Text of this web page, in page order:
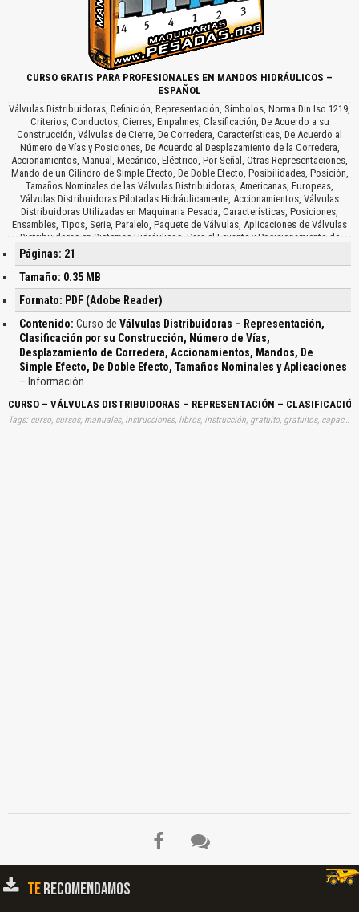
CURSO GRATIS PARA PROFESIONALES EN MANDOS HIDRÁULICOS –
ESPAÑOL
Válvulas Distribuidoras, Definición, Representación, Símbolos, Norma Din Iso 1219,
Criterios, Conductos, Cierres, Empalmes, Clasificación, De Acuerdo a su
Construcción, Válvulas de Cierre, De Corredera, Características, De Acuerdo al
Número de Vías y Posiciones, De Acuerdo al Desplazamiento de la Corredera,
Accionamientos, Manual, Mecánico, Eléctrico, Por Señal, Otras Representaciones,
Mando de un Cilindro de Simple Efecto, De Doble Efecto, Posibilidades, Posición,
Tamaños Nominales de las Válvulas Distribuidoras, Americanas, Europeas,
Válvulas Distribuidoras Pilotadas Hidráulicamente, Accionamientos, Válvulas
Distribuidoras Utilizadas en Maquinaria Pesada, Características, Posiciones,
Ensambles, Tipos, Serie, Paralelo, Paquete de Válvulas, Aplicaciones de Válvulas
Distribuidoras en Sistemas Hidráulicos, Para el Levante y Posicionamiento de
Llantas de Maquinaria Móvil, El Accionamiento de un Brazo Mecánico, Para el
Control de un Cilindro de Doble Efecto con dos Velocidades de Salidas y una de
Páginas: 21
Tamaño: 0.35 MB
Formato: PDF (Adobe Reader)
Contenido: Curso de Válvulas Distribuidoras – Representación,
Clasificación por su Construcción, Número de Vías,
Desplazamiento de Corredera, Accionamientos, Mandos, De
Simple Efecto, De Doble Efecto, Tamaños Nominales y Aplicaciones
– Información
CURSO – VÁLVULAS DISTRIBUIDORAS – REPRESENTACIÓN –
Tags: curso, cursos, manuales, instrucciones, libros, instrucción, gratuito, gratuitos, capacitación, entrenamiento, capacitaciones, información, datos, gratis, descargar, valvulas, distribuidoras, representaciones, clasificaciones, construcciones, numeros, vias, desplazamientos, correderas, accionamientos, mandos, simples, efectos, dobles, efectos, tamanos, nominales, aplicaciones, aprender, descargas
TERECOMENDAMOS